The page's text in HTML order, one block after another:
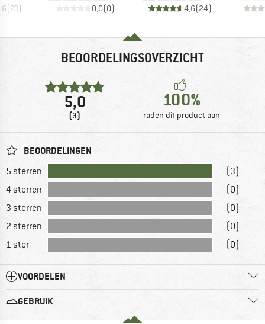
(23)
0,0(0)
4,6(24)
BEOORDELINGSOVERZICHT
5,0
(3)
100%
raden dit product aan
BEOORDELINGEN
5 sterren
(3)
4 sterren
(0)
3 sterren
(0)
2 sterren
(0)
1 ster
(0)
VOORDELEN
GEBRUIK